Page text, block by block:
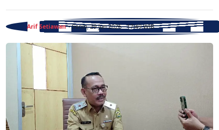
Arif Setiawan - Senin, 29 Jun 2026 - 17:49 WIB